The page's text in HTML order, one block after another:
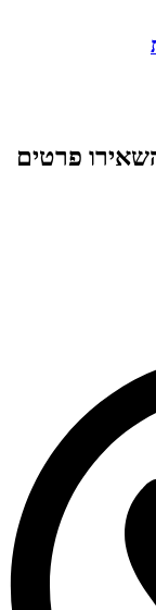
פרטים